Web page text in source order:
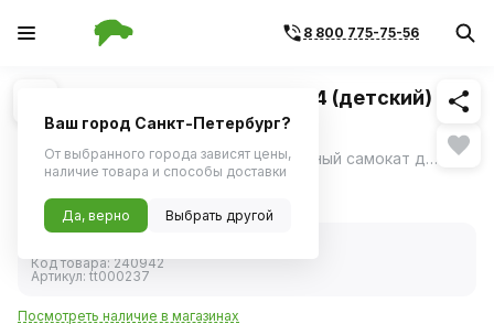
8 800 775-75-56
1/1 Похожие
Самокат Tech Team Lambo 1/4 (детский) 3-
колесный
Tech Team LAMBO детский трёхколёсный самокат для детей старше 2-ух лет. ещё
Код товара:240942
Артикул: tt000237
Посмотреть наличие в магазинах
Ваш город Санкт-Петербург?
От выбранного города зависят цены,
наличие товара и способы доставки
Да, верно Выбрать другой